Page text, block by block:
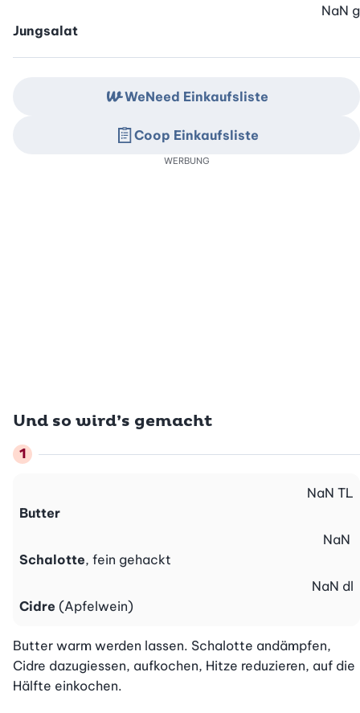
Jungsalat
NaN g
Und so wird’s gemacht
Butter
NaN TL
Schalotte, fein gehackt
NaN
Cidre (Apfelwein)
NaN dl
Butter warm werden lassen. Schalotte andämpfen,
Cidre dazugiessen, aufkochen, Hitze reduzieren, auf die
Hälfte einkochen.
WeNeed Einkaufsliste
Coop Einkaufsliste
WERBUNG